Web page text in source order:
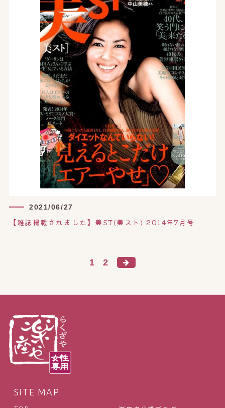
2021/06/27
【雑誌掲載されました】美ST(美スト) 2014年7月号
1 2
SITE MAP